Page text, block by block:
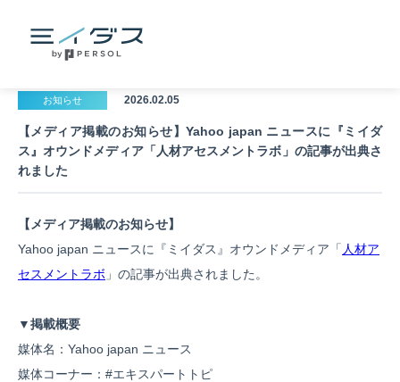
お知らせ 2026.02.05
【メディア掲載のお知らせ】Yahoo japan ニュースに『ミイダ
ス』オウンドメディア「人材アセスメントラボ」の記事が出典さ
れました
【メディア掲載のお知らせ】
Yahoo japan ニュースに『ミイダス』オウンドメディア「 人材ア
セスメントラボ 」の記事が出典されました。
▼掲載概要
媒体名：Yahoo japan ニュース
媒体コーナー：#エキスパートトピ